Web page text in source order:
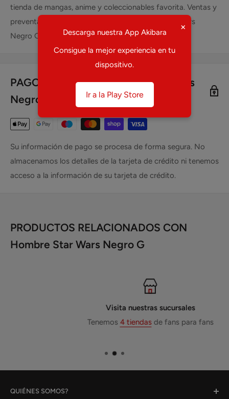
tienda de mangas, anime y coleccionables favorita. Ventas y
preventas de coleccionables como Hombre Star Wars
Negro G en todo México.
PAGO SEGURO DE Hombre Star Wars
Negro G
Su información de pago se procesa de forma segura. No
almacenamos los detalles de la tarjeta de crédito ni tenemos
acceso a la información de su tarjeta de crédito.
PRODUCTOS RELACIONADOS CON
Hombre Star Wars Negro G
×
Descarga nuestra App Akibara
Consigue la mejor experiencia en tu
dispositivo.
Ir a la Play Store
Visita nuestras sucursales
Tenemos4 tiendasde fans para fans
QUIÉNES SOMOS?